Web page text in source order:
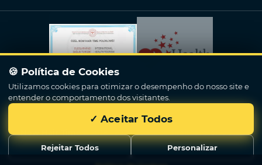
🍪 Política de Cookies
Utilizamos cookies para otimizar o desempenho do nosso site e
entender o comportamento dos visitantes.
Rejeitar Todos Personalizar
✓ Aceitar Todos